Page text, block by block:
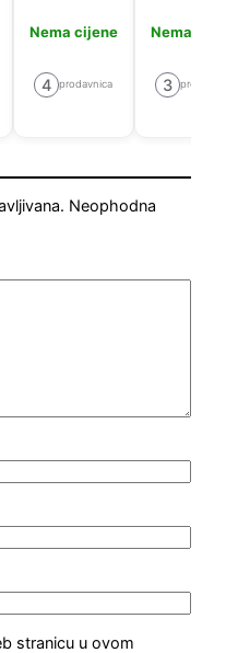
Nema cijene
4 prodavnica
Nema
3
Neophodna
stranicu u ovom